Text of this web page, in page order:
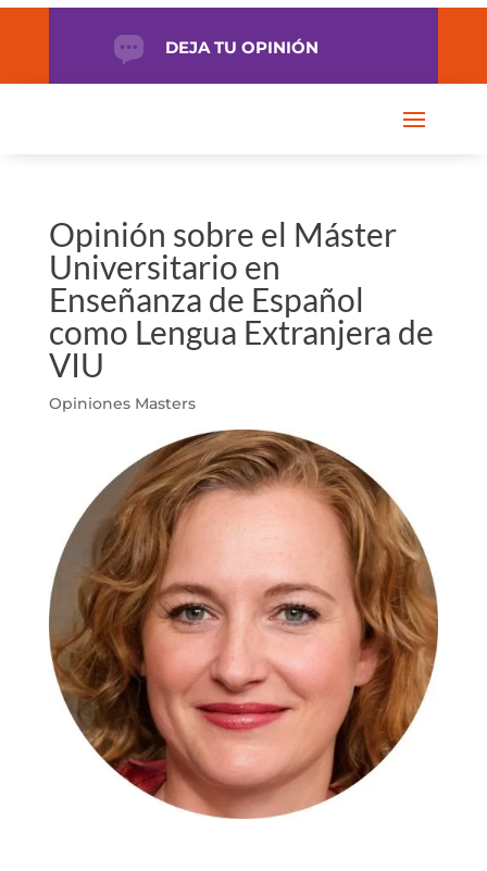
DEJA TU OPINIÓN
Opinión sobre el Máster
Universitario en
Enseñanza de Español
como Lengua Extranjera de
VIU
Opiniones Masters